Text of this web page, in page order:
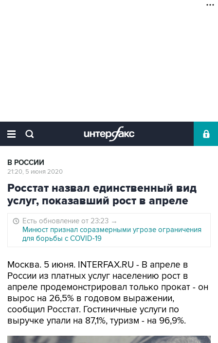
В РОССИИ
21:20, 5 июня 2020
Росстат назвал единственный вид
услуг, показавший рост в апреле
Есть обновление от 23:23 →
Минюст признал соразмерными угрозе ограничения
для борьбы с COVID-19
Москва. 5 июня. INTERFAX.RU - В апреле в
России из платных услуг населению рост в
апреле продемонстрировал только прокат - он
вырос на 26,5% в годовом выражении,
сообщил Росстат. Гостиничные услуги по
выручке упали на 87,1%, туризм - на 96,9%.